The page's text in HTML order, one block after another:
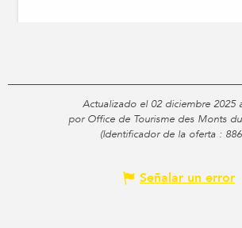
Actualizado el 02 diciembre 2025
por Office de Tourisme des Monts
(Identificador de la oferta :
Señalar un error